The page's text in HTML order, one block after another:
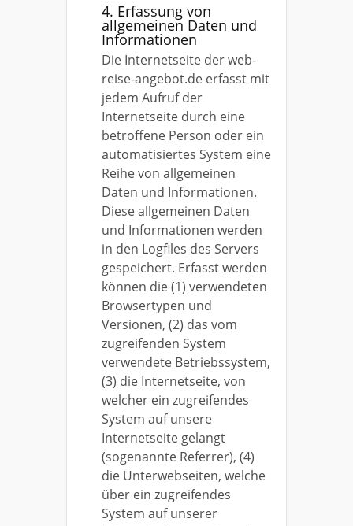
4. Erfassung von
allgemeinen Daten und
Informationen
Die Internetseite der web-
reise-angebot.de erfasst mit
jedem Aufruf der
Internetseite durch eine
betroffene Person oder ein
automatisiertes System eine
Reihe von allgemeinen
Daten und Informationen.
Diese allgemeinen Daten
und Informationen werden
in den Logfiles des Servers
gespeichert. Erfasst werden
können die (1) verwendeten
Browsertypen und
Versionen, (2) das vom
zugreifenden System
verwendete Betriebssystem,
(3) die Internetseite, von
welcher ein zugreifendes
System auf unsere
Internetseite gelangt
(sogenannte Referrer), (4)
die Unterwebseiten, welche
über ein zugreifendes
System auf unserer